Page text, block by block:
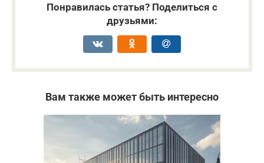
Понравилась статья? Поделиться с
друзьями:
Вам также может быть интересно